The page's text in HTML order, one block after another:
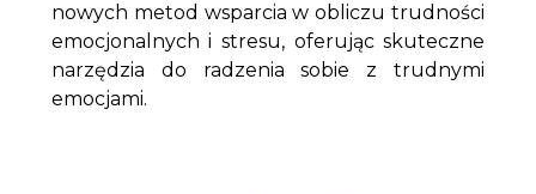
nowych metod wsparcia w obliczu trudności
emocjonalnych i stresu, oferując skuteczne
narzędzia do radzenia sobie z trudnymi
emocjami.